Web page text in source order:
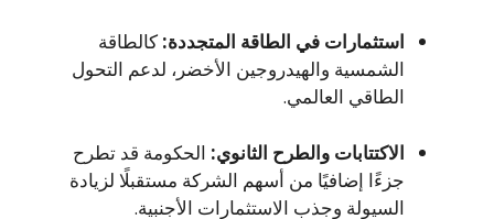
استثمارات في الطاقة المتجددة: كالطاقة
الشمسية والهيدروجين الأخضر، لدعم التحول
الطاقي العالمي.
الاكتتابات والطرح الثانوي: الحكومة قد تطرح
جزءًا إضافيًا من أسهم الشركة مستقبلًا لزيادة
السيولة وجذب الاستثمارات الأجنبية.